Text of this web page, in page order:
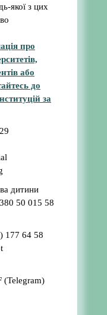
якої з цих
про
або
до
за
дитини
50 015 58
177 64 58
(Telegram)